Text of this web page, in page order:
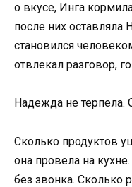
о вкусе, Инга
после них
становился
отвлекал разговор,
Надежда не терпела.
Сколько продуктов
она провела на
без звонка. Сколько